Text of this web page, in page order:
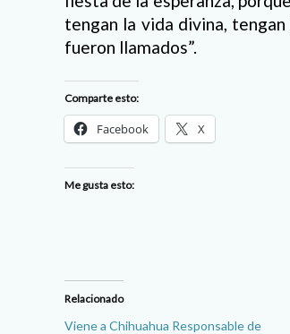
tengan la vida divina,
fueron llamados”.
Comparte esto:
Facebook X
Me gusta esto:
Relacionado
Viene a Chihuahua Responsable de